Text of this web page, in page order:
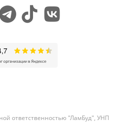
ответственностью "ЛамБуд", УНП